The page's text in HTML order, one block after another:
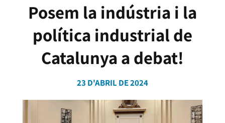
Posem la indústria i la
política industrial de
Catalunya a debat!
23 D'ABRIL DE 2024